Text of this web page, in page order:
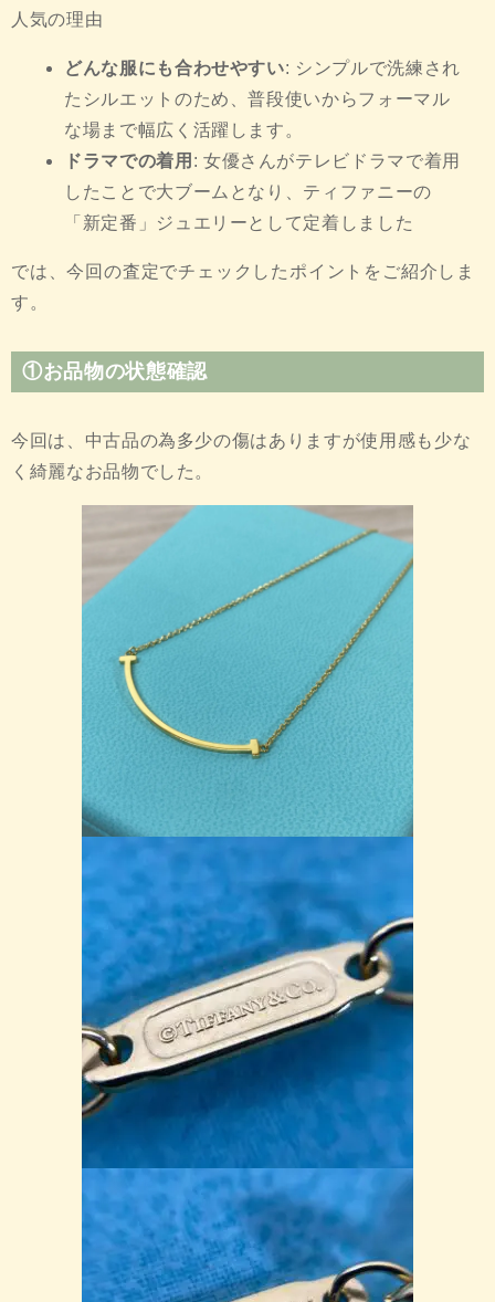
人気の理由
どんな服にも合わせやすい: シンプルで洗練され
たシルエットのため、普段使いからフォーマル
な場まで幅広く活躍します。
ドラマでの着用 : 女優さんがテレビドラマで着用
したことで大ブームとなり、ティファニーの
「新定番」ジュエリーとして定着しました
では、今回の査定でチェックしたポイントをご紹介しま
す。
①お品物の状態確認
今回は、中古品の為多少の傷はありますが使用感も少な
く綺麗なお品物でした。